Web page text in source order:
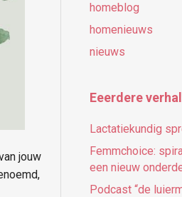
jouw
homeblog
homenieuws
nieuws
Eeerdere
Lactatiekundig
Femmchoice:
een nieuw
Podcast “de